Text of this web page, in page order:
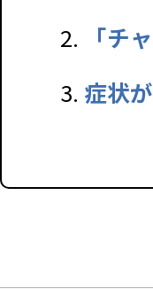
「チ
症状